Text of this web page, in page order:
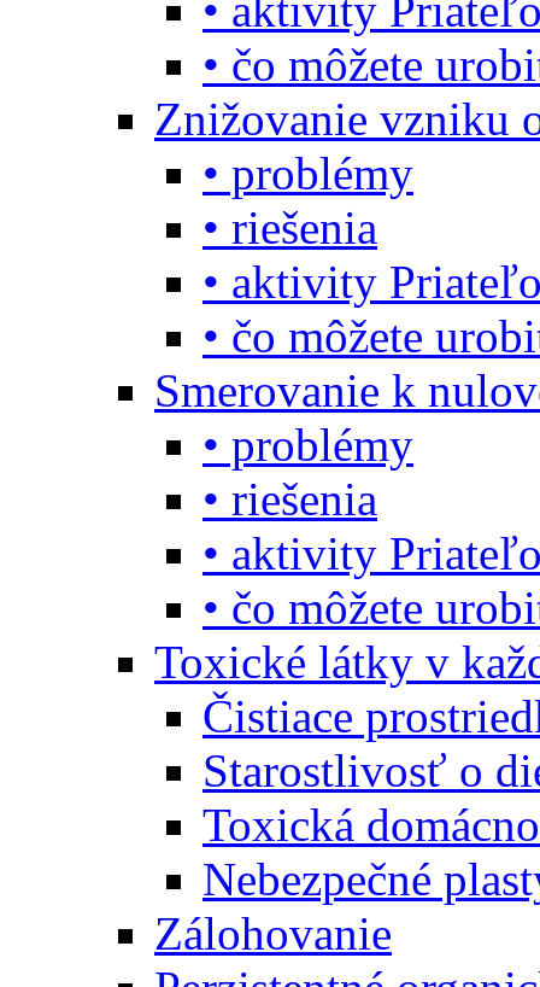
• čo môžete
Znižovanie vzniku
• problémy
• riešenia
• aktivity
• čo môžete
Smerovanie k
• problémy
• riešenia
• aktivity
• čo môžete
Toxické látky v
Čistiace
Starostlivosť o
Toxická
Nebezpečné
Zálohovanie